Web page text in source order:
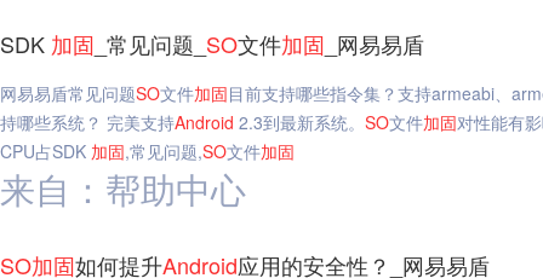
SDK 加固 _常见问题_ SO文件加固 _网易易盾
网易易盾常见问题SO文件加固目前支持哪些指令集？支持armeabi、
持哪些系统？ 完美支持Android 2.3到最新系统。 SO文件加固对性能有
CPU占SDK 加固,常见问题,SO文件加固
来自：帮助中心
SO加固如何提升Android应用的安全性？_网易易盾